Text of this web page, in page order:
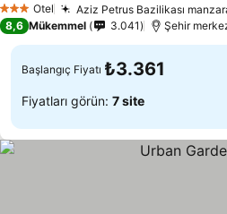
3 YıldızOtel Aziz Petrus Bazilikası
8,6 Mükemmel 3.041 Şehir
Başlangıç Fiyatı ₺3.361
Fiyatları görün: 7 site